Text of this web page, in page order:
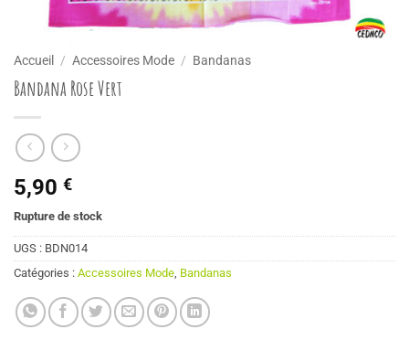
Accueil / Accessoires Mode / Bandanas
Bandana Rose Vert
5,90 €
Rupture de stock
UGS : BDN014
Catégories : Accessoires Mode Bandanas